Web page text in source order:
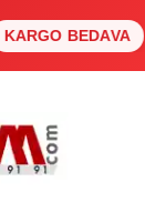
BEDAVA